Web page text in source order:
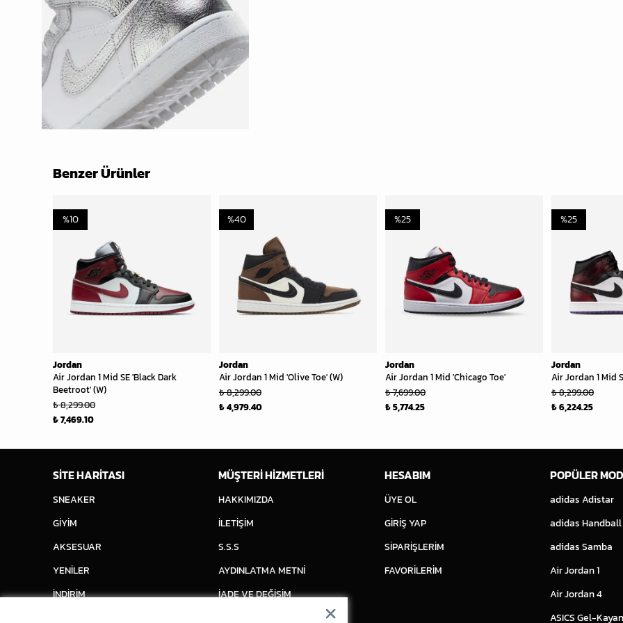
Benzer Ürünler
Jordan
Air Jordan 1 Mid SE 'Black Dark
Beetroot' (W)
%10
₺ 8,299.00
₺ 7,469.10
Jordan
Air Jordan 1 Mid 'Olive Toe' (W)
%40
₺ 8,299.00
₺ 4,979.40
Jordan
Air Jordan 1 Mid 'Chicago Toe'
%25
₺ 7,699.00
₺ 5,774.25
Jordan
Air Jordan 1 Mid
%25
₺ 8,299.00
₺ 6,224.25
SİTE HARİTASI
SNEAKER
GİYİM
AKSESUAR
YENİLER
İNDİRİM
MÜŞTERİ HİZMETLERİ
HAKKIMIZDA
İLETİŞİM
S.S.S
AYDINLATMA METNİ
İADE VE DEĞİŞİM
HESABIM
ÜYE OL
GİRİŞ YAP
SİPARİŞLERİM
FAVORİLERİM
POPÜLER
adidas Adistar
adidas
adidas Samba
Air Jordan 1
Air Jordan 4
ASICS Gel-